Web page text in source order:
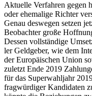
Aktu­elle Ver­fah­ren gegen
oder ehe­ma­lige Richter
Genau des­we­gen setzen
Beob­ach­ter große
Dessen voll­stän­dige
ler Geld­ge­ber, wie dem
der Euro­päi­schen Union
zuletzt Ende 2019
für das Super­wahl­jahr
frag­wür­di­ger Kan­di­da­ten